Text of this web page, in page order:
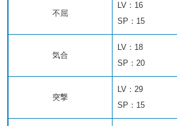
不屈
LV：16
SP：15
気合
LV：18
SP：20
突撃
LV：29
SP：15